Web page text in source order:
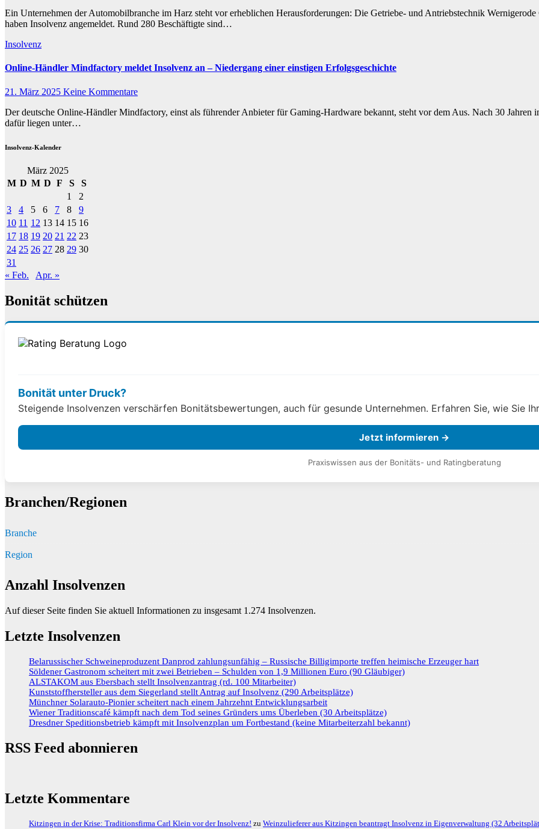
Ein Unternehmen der Automobilbranche im Harz steht vor erheblichen Herausforderungen: Die Getriebe- und Antriebstechnik
haben Insolvenz angemeldet. Rund 280 Beschäftigte sind…
Insolvenz
Online-Händler Mindfactory meldet Insolvenz an – Niedergang einer einstigen Erfolgsgeschichte
21. März 2025 Keine Kommentare
Der deutsche Online-Händler Mindfactory, einst als führender Anbieter für Gaming-Hardware bekannt, steht vor dem Aus. Nach 30 Jahren
dafür liegen unter…
Insolvenz-Kalender
März 2025
M D M D F S
S
1
2
3
4 5 6 7 8
9
10 11 12 13 14 15 16
17 18 19 20 21 22 23
24 25 26 27 28 29 30
31
« Feb.
Apr. »
Bonität schützen
Bonität unter Druck?
Steigende Insolvenzen verschärfen Bonitätsbewertungen, auch für gesunde Unternehmen. Erfahren Sie, wie Sie
Jetzt informieren →
Praxiswissen aus der Bonitäts- und Ratingberatung
Branchen/Regionen
Branche
Region
Anzahl Insolvenzen
Auf dieser Seite finden Sie aktuell Informationen zu insgesamt 1.274 Insolvenzen.
Letzte Insolvenzen
Belarussischer Schweineproduzent Danprod zahlungsunfähig – Russische Billigimporte treffen heimische Erzeuger hart
Söldener Gastronom scheitert mit zwei Betrieben – Schulden von 1,9 Millionen Euro (90 Gläubiger)
ALSTAKOM aus Ebersbach stellt Insolvenzantrag (rd. 100 Mitarbeiter)
Kunststoffhersteller aus dem Siegerland stellt Antrag auf Insolvenz (290 Arbeitsplätze)
Münchner Solarauto-Pionier scheitert nach einem Jahrzehnt Entwicklungsarbeit
Wiener Traditionscafé kämpft nach dem Tod seines Gründers ums Überleben (30 Arbeitsplätze)
Dresdner Speditionsbetrieb kämpft mit Insolvenzplan um Fortbestand (keine Mitarbeiterzahl bekannt)
RSS Feed abonnieren
Letzte Kommentare
Kitzingen in der Krise: Traditionsfirma Carl Klein vor der Insolvenz! zu Weinzulieferer aus Kitzingen beantragt Insolvenz in Eigenverwaltung (32